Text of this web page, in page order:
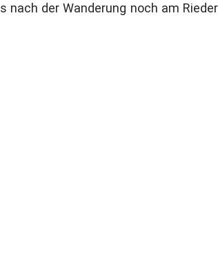
der Wanderung noch am Rieder